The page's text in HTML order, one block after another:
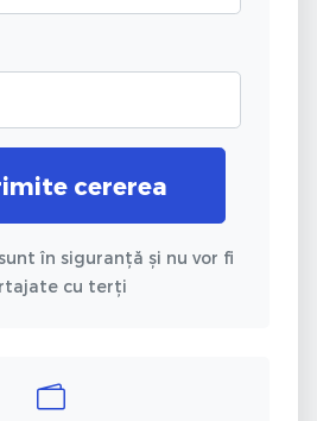
cererea
în siguranță și nu vor fi
cu terți